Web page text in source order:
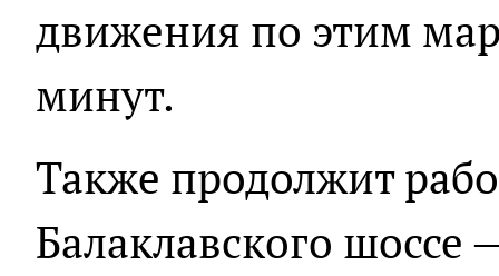
движения по этим
минут.
Также продолжит
Балаклавского шоссе